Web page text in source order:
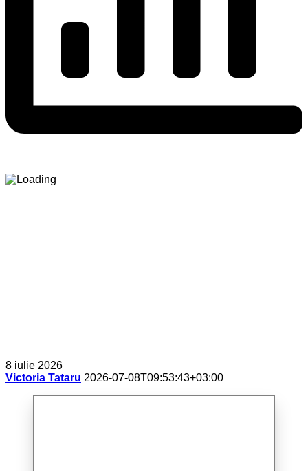
8 iulie 2026
Victoria Tataru 2026-07-08T09:53:43+03:00